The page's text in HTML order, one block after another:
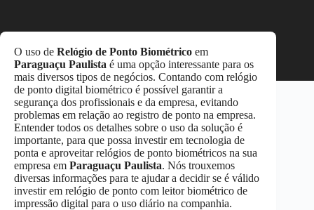
O uso de Relógio de Ponto Biométrico em
Paraguaçu Paulista é uma opção interessante para os
mais diversos tipos de negócios. Contando com relógio
de ponto digital biométrico é possível garantir a
segurança dos profissionais e da empresa, evitando
problemas em relação ao registro de ponto na empresa.
Entender todos os detalhes sobre o uso da solução é
importante, para que possa investir em tecnologia de
ponta e aproveitar relógios de ponto biométricos na sua
empresa em Paraguaçu Paulista. Nós trouxemos
diversas informações para te ajudar a decidir se é válido
investir em relógio de ponto com leitor biométrico de
impressão digital para o uso diário na companhia.